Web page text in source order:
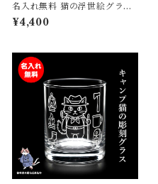
名入れ無料 猫の浮世絵グラス
強化ガラス タンブラー 325ml
日本製 彫刻 プレゼント ギフト
¥4,400